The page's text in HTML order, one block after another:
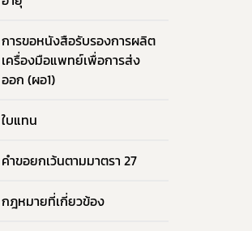
การขอหนังสือรับรองการผลิต
เครื่องมือแพทย์เพื่อการส่ง
ออก (ผอ1)
ใบแทน
คำขอยกเว้นตามมาตรา 27
กฎหมายที่เกี่ยวข้อง